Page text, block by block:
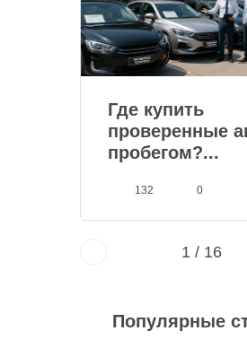
Где купить
проверенные
пробегом?...
132 0
1 / 16
Популярные